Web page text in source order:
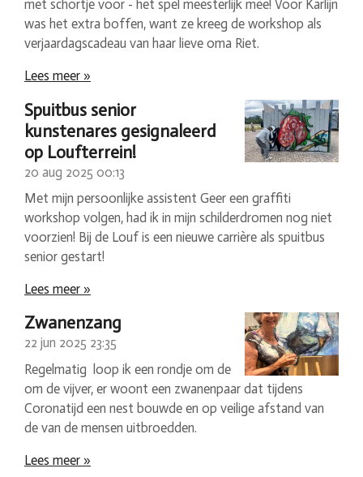
met schortje voor - het spel meesterlijk mee! Voor Karlijn
was het extra boffen, want ze kreeg de workshop als
verjaardagscadeau van haar lieve oma Riet.
Lees meer »
Spuitbus senior
kunstenares gesignaleerd
op Loufterrein!
20 aug 2025 00:13
Met mijn persoonlijke assistent Geer een graffiti
workshop volgen, had ik in mijn schilderdromen nog niet
voorzien! Bij de Louf is een nieuwe carrière als spuitbus
senior gestart!
Lees meer »
Zwanenzang
22 jun 2025 23:35
Regelmatig loop ik een rondje om de
om de vijver, er woont een zwanenpaar dat tijdens
Coronatijd een nest bouwde en op veilige afstand van
de van de mensen uitbroedden.
Lees meer »